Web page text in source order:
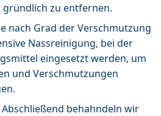
gründlich zu entfernen.
nach Grad der Verschmutzung
Nassreinigung, bei der
eingesetzt werden, um
und Verschmutzungen
behahndeln wir